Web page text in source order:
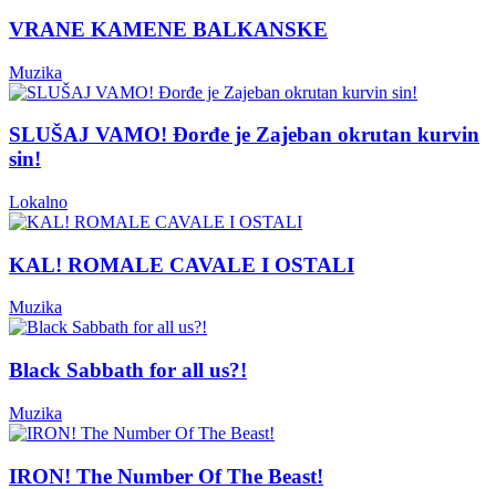
VRANE KAMENE BALKANSKE
Muzika
SLUŠAJ VAMO! Đorđe je Zajeban okrutan kurvin
sin!
Lokalno
KAL! ROMALE CAVALE I OSTALI
Muzika
Black Sabbath for all us?!
Muzika
IRON! The Number Of The Beast!